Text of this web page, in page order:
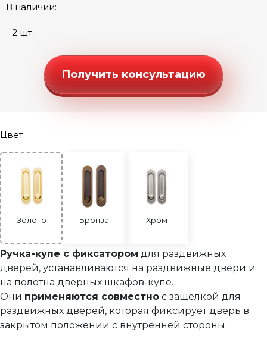
Сантехнические замки и защелки
Накладки под цилиндр
Фурнитура для финских дверей
Ручка-кнопка
Ролики для дверей-купе серия ROS B-104
Комплект роликов для складной двери-книжки
R5
Комплект фурнитуры к складным дверям
APOLLO 2/908мм
Защелка для раздвижных дверей
Ручка-купе с фиксатором (2шт) + защелка +
торцевой зацеп (комплект)
Ручка-купе с фиксатором
Прочее (доводчики, ограничители)
В наличии:
- 2 шт.
Получить консультацию
Цвет:
Бронза
Золото Хром
Ручка-купе с фиксатором для раздвижных
дверей, устанавливаются на раздвижные двери и
на полотна дверных шкафов-купе.
Они применяются совместно с защелкой для
раздвижных дверей, которая фиксирует дверь в
закрытом положении с внутренней стороны.